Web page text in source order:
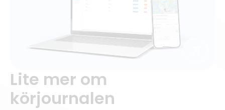
Lite mer om
körjournalen